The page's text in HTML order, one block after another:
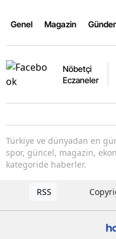
Genel Magazin
Nöbetçi
Eczaneler
Türkiye ve dünyadan en
spor, güncel, magazin,
kategoride haberler.
RSS